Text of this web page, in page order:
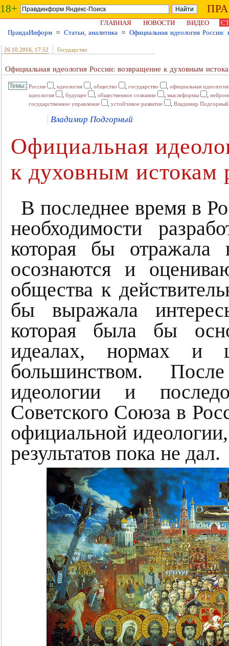
18+
ГЛАВНАЯ НОВОСТИ ВИДЕО
ПравдаИнформ ≈ Статьи, аналитика ≈ Официальная идеология
26.10.2016 , 17:52 Государство
Официальная идеология России: возвращение к духовным
Россия , идеология , общество , государство , официальная идеология
идеология
, будущее , общественное сознание , мыслеформы ,
государственное управление
, устойчивое развитие , Владимир Подгорный
Владимир Подгорный
Официальная
к духовным истокам
В последнее время в
необходимости
которая бы
осознаются и
общества к
бы выражала
которая была бы
идеалах, нормах и
большинством.
идеологии и
Советского Союза в
официальной
результатов пока не дал.